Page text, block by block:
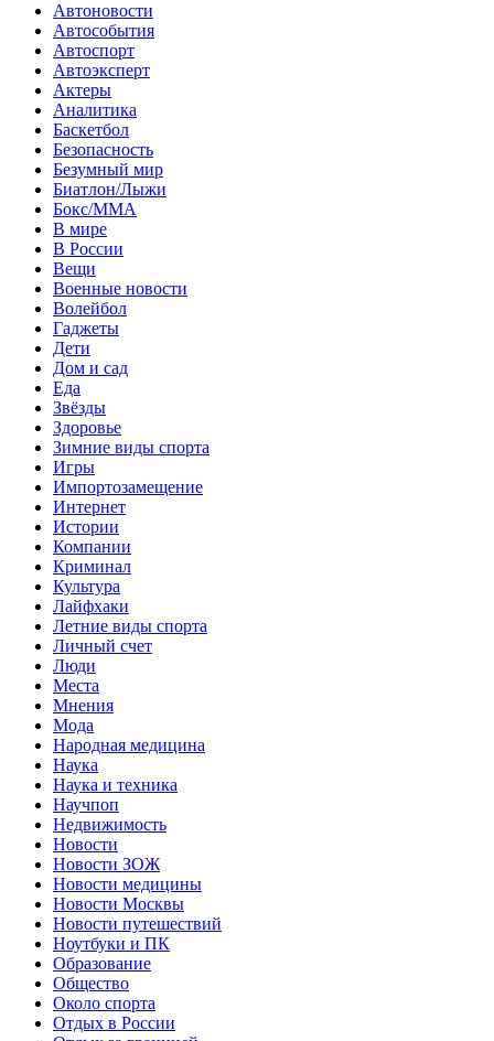
Автоновости
Автособытия
Автоспорт
Автоэксперт
Актеры
Аналитика
Баскетбол
Безопасность
Безумный мир
Биатлон/Лыжи
Бокс/MMA
В мире
В России
Вещи
Военные новости
Волейбол
Гаджеты
Дети
Дом и сад
Еда
Звёзды
Здоровье
Зимние виды спорта
Игры
Импортозамещение
Интернет
Истории
Компании
Криминал
Культура
Лайфхаки
Летние виды спорта
Личный счет
Люди
Места
Мнения
Мода
Народная медицина
Наука
Наука и техника
Научпоп
Недвижимость
Новости
Новости ЗОЖ
Новости медицины
Новости Москвы
Новости путешествий
Ноутбуки и ПК
Образование
Общество
Около спорта
Отдых в России